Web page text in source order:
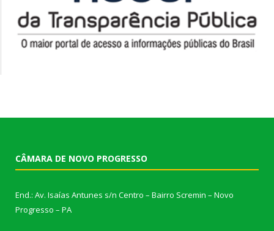
CÂMARA DE NOVO PROGRESSO
End.: Av. Isaías Antunes s/n Centro – Bairro Scremin – Novo
Progresso – PA